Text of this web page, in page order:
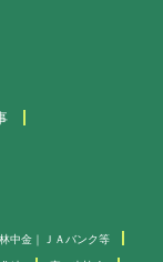
中金｜ＪＡバンク等